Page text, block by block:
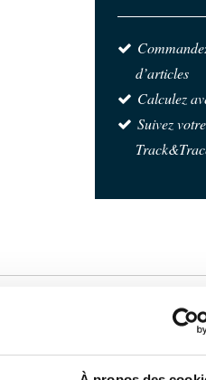
d’articles
Calculez
Suivez
ajustement